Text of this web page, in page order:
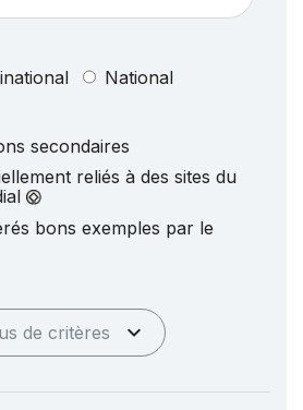
National
secondaires
reliés à des sites du
bons exemples par le
de critères